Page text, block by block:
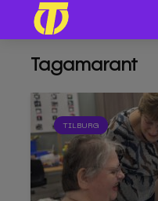
Tagamarant
TILBURG